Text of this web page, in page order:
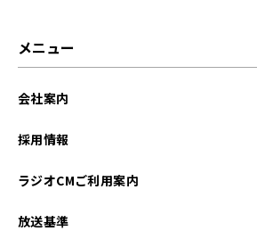
メニュー
会社案内
採用情報
ラジオCMご利用案内
放送基準